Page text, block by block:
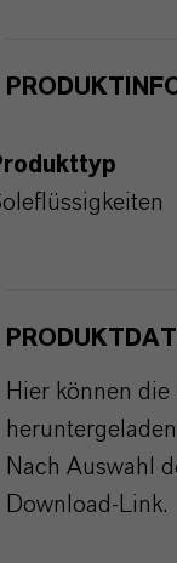
Hier können
Nach Auswahl
Download-Link.